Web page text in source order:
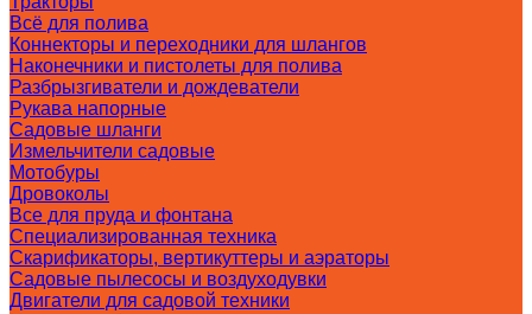
Всё для полива
Коннекторы и переходники для шлангов
Наконечники и пистолеты для полива
Разбрызгиватели и дождеватели
Рукава напорные
Садовые шланги
Измельчители садовые
Мотобуры
Дровоколы
Все для пруда и фонтана
Специализированная техника
Скарификаторы, вертикуттеры и аэраторы
Садовые пылесосы и воздуходувки
Двигатели для садовой техники